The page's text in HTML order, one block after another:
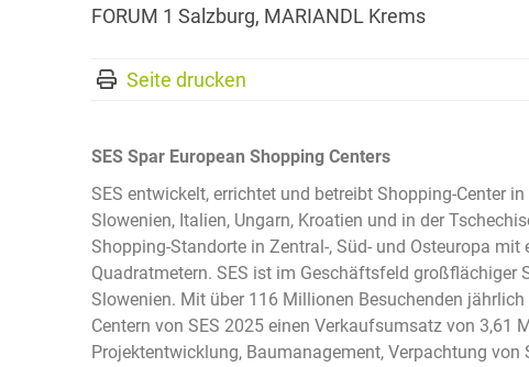
FORUM 1 Salzburg, MARIANDL Krems
Seite drucken
SES Spar European Shopping Centers
SES entwickelt, errichtet und betreibt Shopping-Center
Slowenien, Italien, Ungarn, Kroatien und in der
Shopping-Standorte in Zentral-, Süd- und Osteuropa
Quadratmetern. SES ist im Geschäftsfeld großflächiger
Slowenien. Mit über 116 Millionen Besuchenden
Centern von SES 2025 einen Verkaufsumsatz von 3,61
Projektentwicklung, Baumanagement, Verpachtung